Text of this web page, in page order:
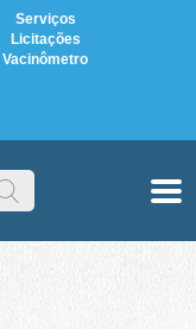
Serviços
Licitações
Vacinômetro